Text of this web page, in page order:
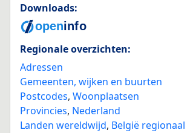
Downloads:
Regionale overzichten:
Adressen
Gemeenten, wijken en buurten
Postcodes, Woonplaatsen
Provincies, Nederland
Landen wereldwijd, België regionaal